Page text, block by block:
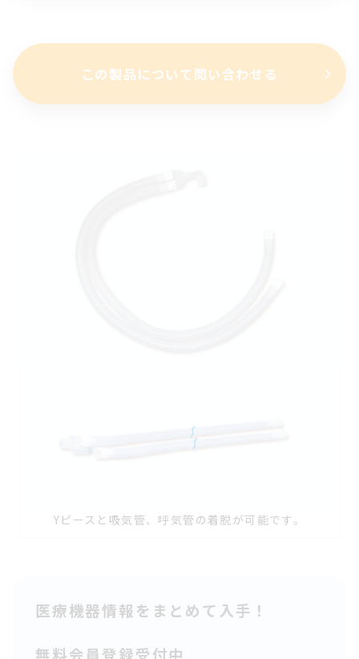
この製品について問い合わせる
Yピースと吸気管、呼気管の着脱が可能です。
医療機器情報をまとめて入手！
無料会員登録受付中